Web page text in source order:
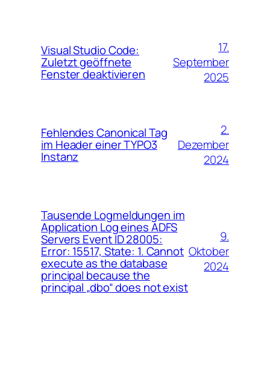
Visual Studio Code:
Zuletzt geöffnete
Fenster deaktivieren
17.
September
2025
Fehlendes Canonical Tag
im Header einer TYPO3
Instanz
2.
Dezember
2024
Tausende Logmeldungen im
Application Log eines ADFS
Servers Event ID 28005:
Error: 15517, State: 1. Cannot
execute as the database
principal because the
principal „dbo“ does not exist
9.
Oktober
2024